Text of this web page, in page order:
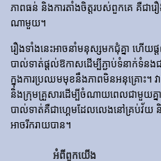
ភាពធន់ និងការតាំងចិត្តរបស់ពួកគេ គឺជ
ណាមួយ។
រឿងទាំងនេះអាចនាំមនុស្សមកជុំគ្នា ហើយ
បាល់ទាត់ផ្តល់ឱកាសដើម្បីភ្ជាប់ទំនាក់ទំនង
ក្នុងការប្រឈមមុខនឹងភាពមិនអនុគ្រោះ។ វា
និងក្រុមគ្រួសារដើម្បីចំណាយពេលជាមួយគ្ន
បាល់ទាត់គឺជាហ្គេមដែលលេងនៅគ្រប់វ័យ
អាចរីករាយបាន។
អំពីពួកយើង